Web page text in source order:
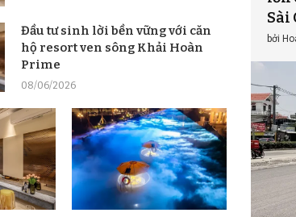
Đầu tư sinh lời bền vững với căn
hộ resort ven sông Khải Hoàn
Prime
08/06/2026
Sài
bởi